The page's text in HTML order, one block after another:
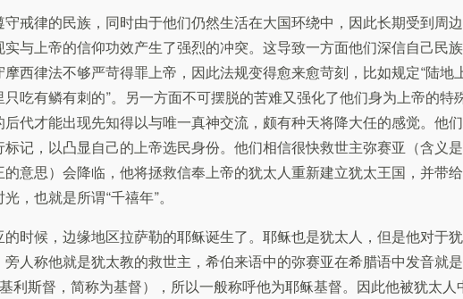
戒律的民族，同时由于他们仍然生活在大国环绕中，因此长期受到周边
与上帝的信仰功效产生了强烈的冲突。这导致一方面他们深信自己民族
西律法不够严苛得罪上帝，因此法规变得愈来愈苛刻，比如规定“陆地
只吃有鳞有刺的”。另一方面不可摆脱的苦难又强化了他们身为上帝的特
代才能出现先知得以与唯一真神交流，颇有种天将降大任的感觉。他们
记，以凸显自己的上帝选民身份。他们相信很快救世主弥赛亚（含义是
意思）会降临，他将拯救信奉上帝的犹太人重新建立犹太王国，并带给
，也就是所谓“千禧年”。
时候，边缘地区拉萨勒的耶稣诞生了。耶稣也是犹太人，但是他对于犹
人称他就是犹太教的救世主，希伯来语中的弥赛亚在希腊语中发音就是
利斯督，简称为基督），所以一般称呼他为耶稣基督。因此他被犹太人